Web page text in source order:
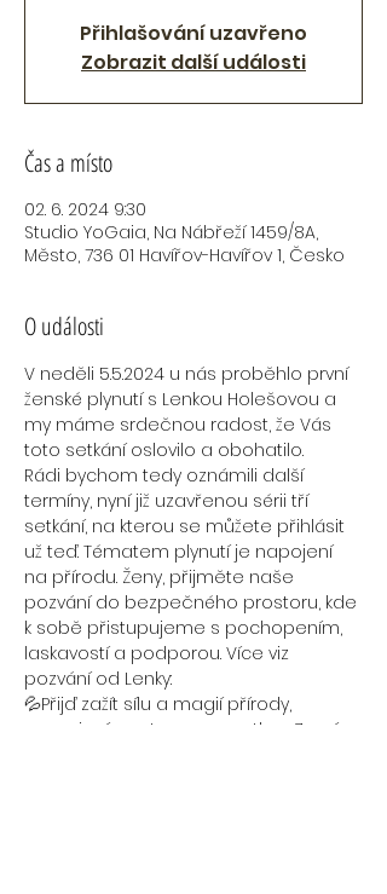
Přihlašování uzavřeno
Zobrazit další události
Čas a místo
02. 6. 2024 9:30
Studio YoGaia, Na Nábřeží 1459/8A,
Město, 736 01 Havířov-Havířov 1, Česko
O události
V neděli 5.5.2024 u nás proběhlo první
ženské plynutí s Lenkou Holešovou a
my máme srdečnou radost, že Vás
toto setkání oslovilo a obohatilo.
Rádi bychom tedy oznámili další
termíny, nyní již uzavřenou sérii tří
setkání, na kterou se můžete přihlásit
už teď. Tématem plynutí je napojení
na přírodu. Ženy, přijměte naše
pozvání do bezpečného prostoru, kde
k sobě přistupujeme s pochopením,
laskavostí a podporou. Více viz
pozvání od Lenky:
💦Přijď zažít sílu a magií přírody,
propojení se stromy, s matkou Zemí,